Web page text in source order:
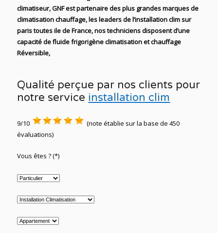
climatiseur, GNFest partenaire des plus grandes marques de
climatisation chauffage, les leadersde l’installation clim sur
paris toutes ile de France,nos techniciens disposent d’une
capacité de fluidefrigorigène climatisation et chauffage
Réversible,
Qualité perçue par nos clients pour
notre service installation clim
9/10
(note établie sur la base de 450
évaluations)
Vous êtes ? (*)